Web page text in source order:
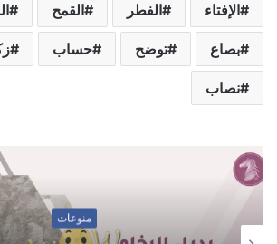
الإفتاء الفطر القمح
بصاع توضح حساب
نصاب
منوعات